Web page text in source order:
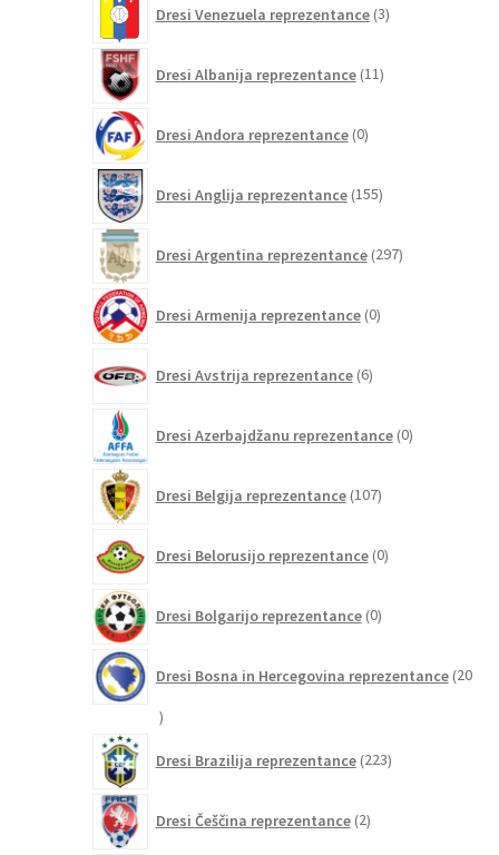
Dresi Venezuela reprezentance 3izdelki
Dresi Albanija reprezentance 11izdelkov
Dresi Andora reprezentance 0izdelkov
Dresi Anglija reprezentance 155izdelkov
Dresi Argentina reprezentance 297izdelkov
Dresi Armenija reprezentance 0izdelkov
Dresi Avstrija reprezentance 6izdelkov
Dresi Azerbajdžanu reprezentance 0izdelkov
Dresi Belgija reprezentance 107izdelkov
Dresi Belorusijo reprezentance 0izdelkov
Dresi Bolgarijo reprezentance 0izdelkov
Dresi Bosna in Hercegovina reprezentance 20
20
Dresi Brazilija reprezentance 223izdelkov
Dresi Češčina reprezentance 2izdelka